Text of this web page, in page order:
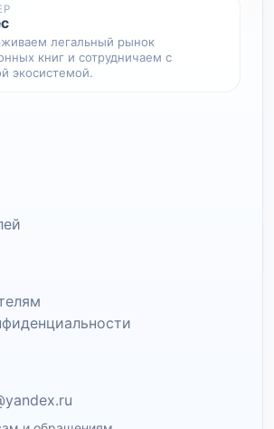
легальный рынок
книг и сотрудничаем с
экосистемой.